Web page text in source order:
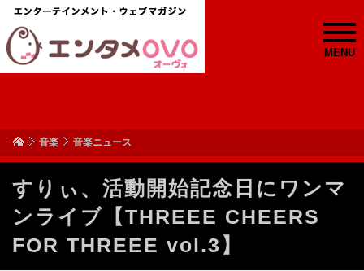
MENU
音楽 音楽ニュース
すりぃ、活動開始記念日にワンマ
ンライブ【THREEE CHEERS
FOR THREEE vol.3】